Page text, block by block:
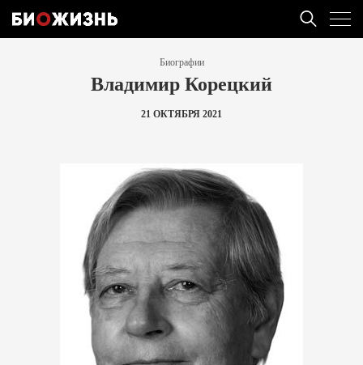
Биографии
Владимир Корецкий
21 ОКТЯБРЯ 2021